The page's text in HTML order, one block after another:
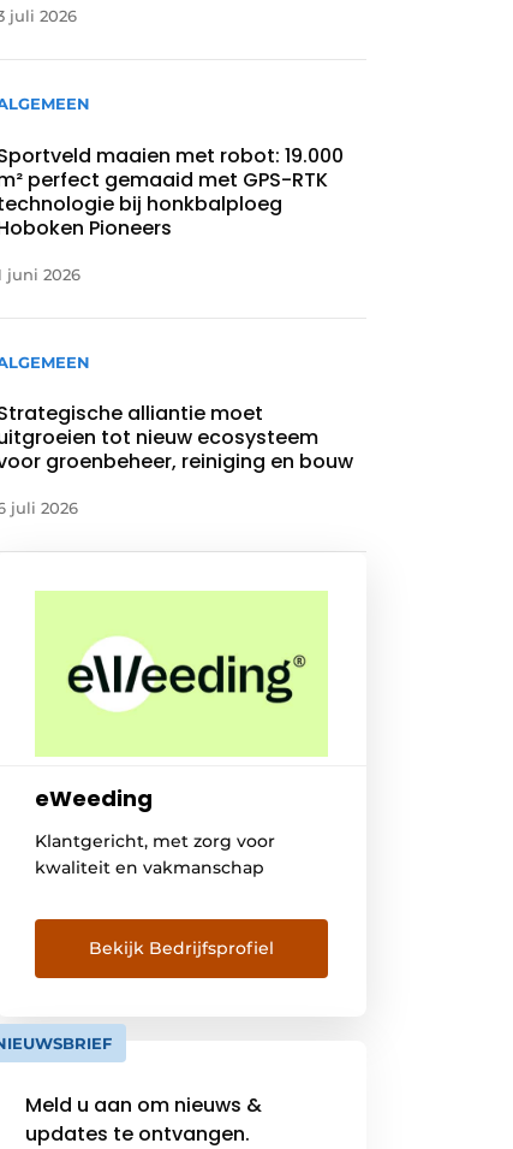
juli 2026
maaien met robot: 19.000
perfect gemaaid met GPS-RTK
bij honkbalploeg
Pioneers
juni 2026
alliantie moet
tot nieuw ecosysteem
groenbeheer, reiniging en bouw
juli 2026
eWeeding
Klantgericht, met zorg voor
kwaliteit en vakmanschap
Bekijk Bedrijfsprofiel
Meld u aan om nieuws &
updates te ontvangen.